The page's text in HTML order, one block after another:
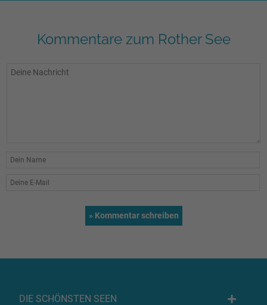
Kommentare zum Rother See
DIE SCHÖNSTEN SEEN